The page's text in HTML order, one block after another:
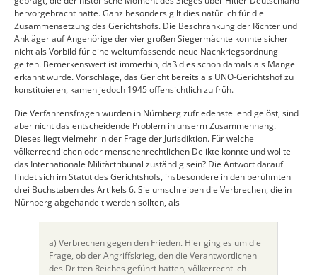
hervorgebracht hatte. Ganz besonders gilt dies natürlich für die
Zusammensetzung des Gerichtshofs. Die Beschränkung der Richter und
Ankläger auf Angehörige der vier großen Siegermächte konnte sicher
nicht als Vorbild für eine weltumfassende neue Nachkriegsordnung
gelten. Bemerkenswert ist immerhin, daß dies schon damals als Mangel
erkannt wurde. Vorschläge, das Gericht bereits als UNO-Gerichtshof zu
konstituieren, kamen jedoch 1945 offensichtlich zu früh.
Die Verfahrensfragen wurden in Nürnberg zufriedenstellend gelöst, sind
aber nicht das entscheidende Problem in unserm Zusammenhang.
Dieses liegt vielmehr in der Frage der Jurisdiktion. Für welche
völkerrechtlichen oder menschenrechtlichen Delikte konnte und wollte
das Internationale Militärtribunal zuständig sein? Die Antwort darauf
findet sich im Statut des Gerichtshofs, insbesondere in den berühmten
drei Buchstaben des Artikels 6. Sie umschreiben die Verbrechen, die in
Nürnberg abgehandelt werden sollten, als
a) Verbrechen gegen den Frieden. Hier ging es um die
Frage, ob der Angriffskrieg, den die Verantwortlichen
des Dritten Reiches geführt hatten, völkerrechtlich